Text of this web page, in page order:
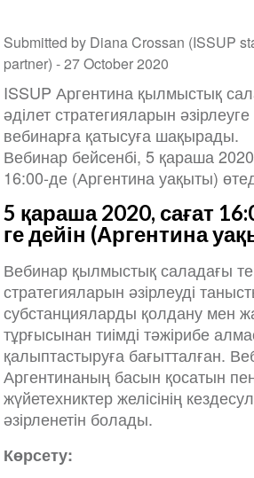
Submitted by Diana Crossan (ISSUP
partner) -27 October 2020
ISSUP Аргентина қылмыстық
әділет стратегияларын
вебинарға қатысуға шақырады.
Вебинар бейсенбі, 5 қараша
16:00-де (Аргентина уақыты)
5 қараша 2020, сағат
ге дейін (Аргентина
Вебинар қылмыстық саладағы
стратегияларын әзірлеуді
субстанцияларды қолдану мен
тұрғысынан тиімді тәжірибе
қалыптастыруға бағытталған.
Аргентинаның басын қосатын
жүйетехниктер желісінің
әзірленетін болады.
Көрсету: